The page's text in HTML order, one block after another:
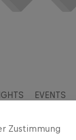
EVENTS
Zustimmung